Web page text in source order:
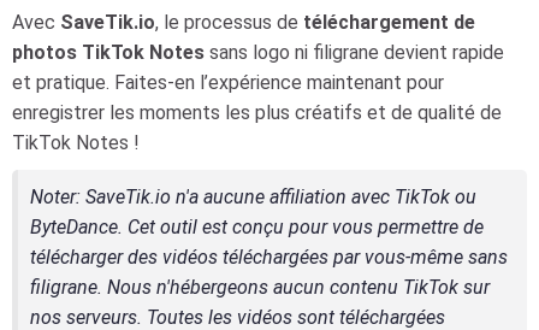
Avec SaveTik.io, le processus de téléchargement de
photos TikTok Notes sans logo ni filigrane devient rapide
et pratique. Faites-en l’expérience maintenant pour
enregistrer les moments les plus créatifs et de qualité de
TikTok Notes !
Noter: SaveTik.io n'a aucune affiliation avec TikTok ou
ByteDance. Cet outil est conçu pour vous permettre de
télécharger des vidéos téléchargées par vous-même sans
filigrane. Nous n'hébergeons aucun contenu TikTok sur
nos serveurs. Toutes les vidéos sont téléchargées